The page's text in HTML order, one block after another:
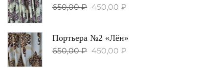
650,00₽ 450,00 ₽
Портьера №2 «Лён»
650,00₽ 450,00 ₽